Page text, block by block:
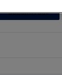
SUBSKRYBUJ